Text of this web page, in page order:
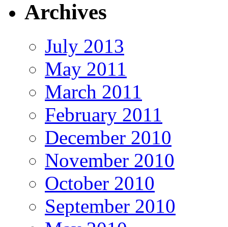
Archives
July 2013
May 2011
March 2011
February 2011
December 2010
November 2010
October 2010
September 2010